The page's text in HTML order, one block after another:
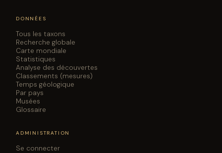
DONNÉES
Tous les taxons
Recherche globale
Carte mondiale
Statistiques
Analyse des découvertes
Classements (mesures)
Temps géologique
Par pays
Musées
Glossaire
ADMINISTRATION
Se connecter